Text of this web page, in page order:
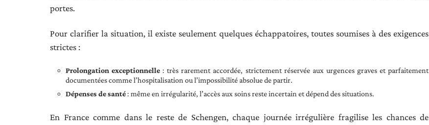
portes.
Pour clarifier la situation, il existe seulement quelques échappatoires, toutes soumises à des exigences
strictes :
Prolongation exceptionnelle : très rarement accordée, strictement réservée aux urgences graves et parfaitement
documentées comme l’hospitalisation ou l’impossibilité absolue de partir.
Dépenses de santé : même en irrégularité, l’accès aux soins reste incertain et dépend des situations.
En France comme dans le reste de Schengen, chaque journée irrégulière fragilise les chances de